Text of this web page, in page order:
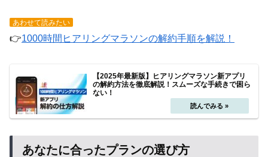
あわせて読みたい
👉1000時間ヒアリングマラソンの解約手順を解説！
【2025年最新版】ヒアリングマラソン新アプリ
の解約方法を徹底解説！スムーズな手続きで困ら
ない！
あなたに合ったプランの選び方